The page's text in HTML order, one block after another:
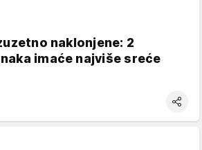
naklonjene: 2
imaće najviše sreće